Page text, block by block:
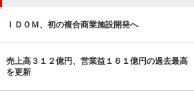
ＩＤＯＭ、初の複合商業施設開発へ
売上高３１２億円、営業益１６１億円の過去最高
を更新